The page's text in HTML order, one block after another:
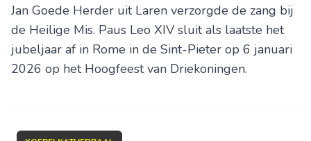
Jan Goede Herder uit Laren ver­zorgde de zang bij
de Heilige Mis. Paus Leo XIV sluit als laatste het
jubeljaar af in Rome in de Sint-Pieter op 6 januari
2026 op het Hoog­feest van Drie­ko­nin­gen.